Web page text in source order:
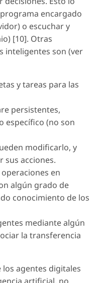
encargado
o escuchar y
[10]. Otras
inteligentes son (ver
y tareas para las
persistentes,
específico (no son
modificarlo, y
sus acciones.
en
algún grado de
conocimiento de los
mediante algún
la transferencia
agentes digitales